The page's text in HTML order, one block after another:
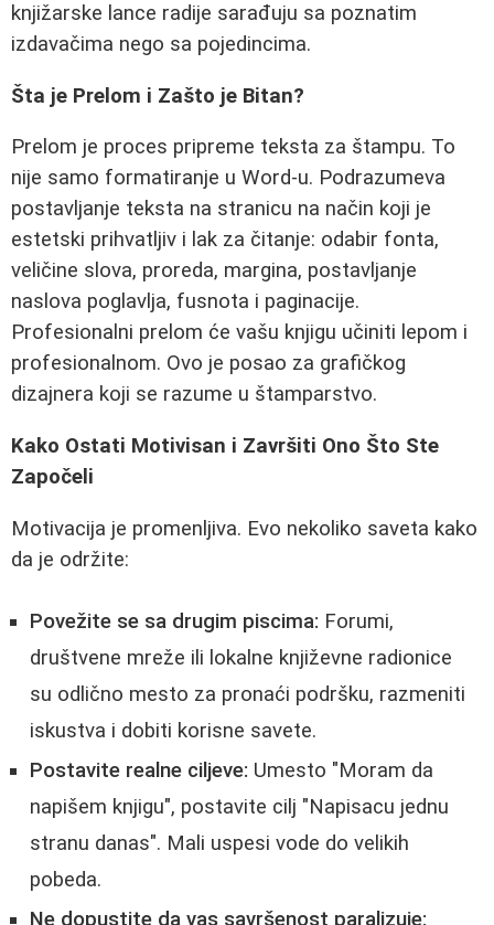
knjižarske lance radije sarađuju sa poznatim
izdavačima nego sa pojedincima.
Šta je Prelom i Zašto je Bitan?
Prelom je proces pripreme teksta za štampu. To
nije samo formatiranje u Word-u. Podrazumeva
postavljanje teksta na stranicu na način koji je
estetski prihvatljiv i lak za čitanje: odabir fonta,
veličine slova, proreda, margina, postavljanje
naslova poglavlja, fusnota i paginacije.
Profesionalni prelom će vašu knjigu učiniti lepom i
profesionalnom. Ovo je posao za grafičkog
dizajnera koji se razume u štamparstvo.
Kako Ostati Motivisan i Završiti Ono Što Ste
Započeli
Motivacija je promenljiva. Evo nekoliko saveta kako
da je održite:
Povežite se sa drugim piscima: Forumi,
društvene mreže ili lokalne književne radionice
su odlično mesto za pronaći podršku, razmeniti
iskustva i dobiti korisne savete.
Postavite realne ciljeve: Umesto "Moram da
napišem knjigu", postavite cilj "Napisacu jednu
stranu danas". Mali uspesi vode do velikih
pobeda.
Ne dopustite da vas savršenost paralizuje: